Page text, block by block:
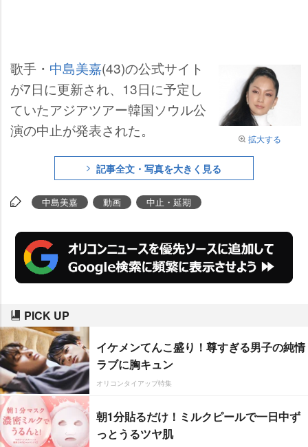
拡大する
歌手・ 中島美嘉(43)の公式サイト
が7日に更新され、13日に予定し
ていたアジアツアー韓国ソウル公
演の中止が発表された。
記事全文・写真を大きく見る
中島美嘉 動画 中止・延期
PICK UP
イケメンてんこ盛り！尊すぎる男子の純情
ラブに胸キュン
オリコンタイアップ特集
朝1分貼るだけ！ミルクピールで一日中ず
っとうるツヤ肌